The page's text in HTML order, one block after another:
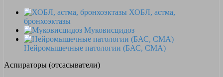
ХОБЛ, астма,
бронхоэктазы
Муковисцидоз
Нейромышечные патологии (БАС, СМА)
Аспираторы (отсасыватели)